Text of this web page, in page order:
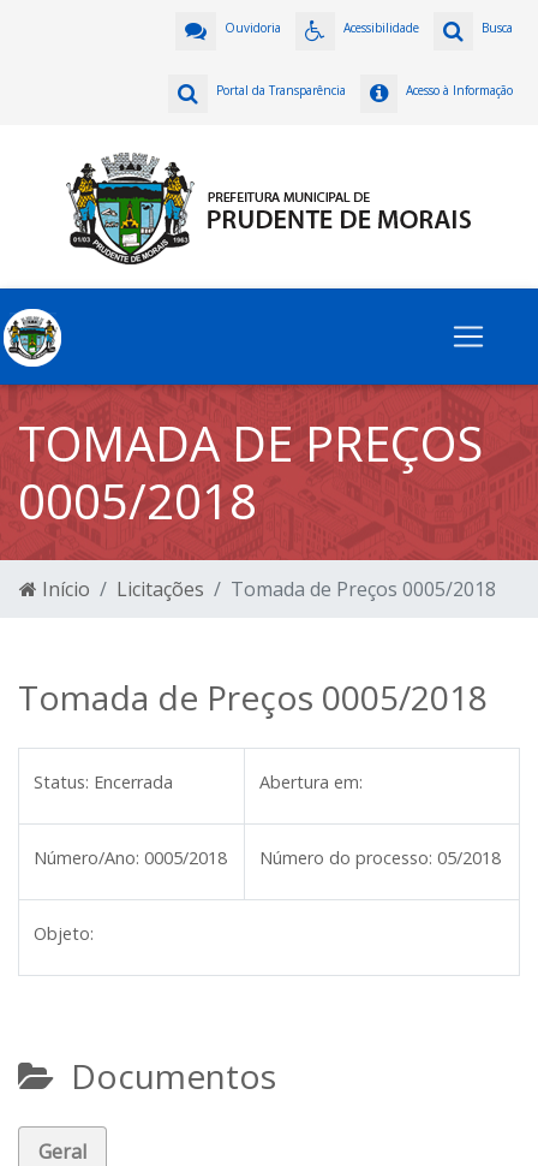
Busca
Acessibilidade
Ouvidoria
Acesso à Informação
Portal da Transparência
TOMADA DE PREÇOS
0005/2018
Início Licitações Tomada de Preços 0005/2018
Tomada de Preços 0005/2018
Status: Encerrada Abertura em:
Número/Ano: 0005/2018 Número do processo: 05/2018
Objeto:
Documentos
Geral